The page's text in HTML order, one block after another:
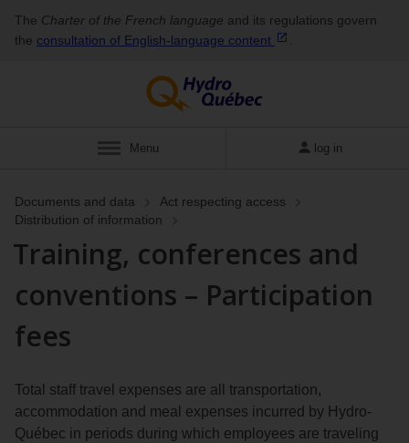
The Charter of the French language and its regulations govern
the consultation of English‑language content
Menu log in
Documents and data
Act respecting access
Distribution of information
Training, conferences and
conventions – Participation
fees
Total staff travel expenses are all transportation,
accommodation and meal expenses incurred by Hydro-
Québec in periods during which employees are traveling